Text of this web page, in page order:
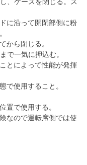
、ケースを閉じる。ス
に沿って開閉部側に粉
から閉じる。
で一気に押込む。
とによって性能が発揮
で使用すること。
置で使用する。
なので運転席側では使